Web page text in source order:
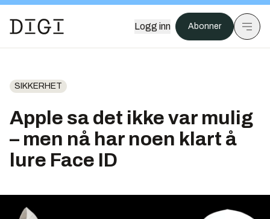
Logg inn Abonner
SIKKERHET
Apple sa det ikke var mulig
– men nå har noen klart å
lure Face ID